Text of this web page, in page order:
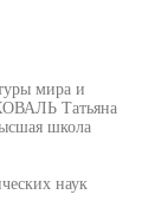
мира и
Татьяна
школа
наук